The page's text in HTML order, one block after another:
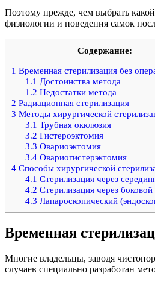
Поэтому прежде, чем выбрать
физиологии и поведения самок
Содержание:
1 Временная стерилизация без
1.1 Достоинства метода
1.2 Недостатки метода
2 Радиационная стерилизация
3 Методы хирургической
3.1 Трубная окклюзия
3.2 Гистероэктомия
3.3 Овариоэктомия
3.4Овариогистерэктомия
4 Способы хирургической
4.1 Стерилизация через
4.2 Стерилизация через боковой
4.3 Лапароскопический
Временная
Многие владельцы, заводя
случаев специально разработан